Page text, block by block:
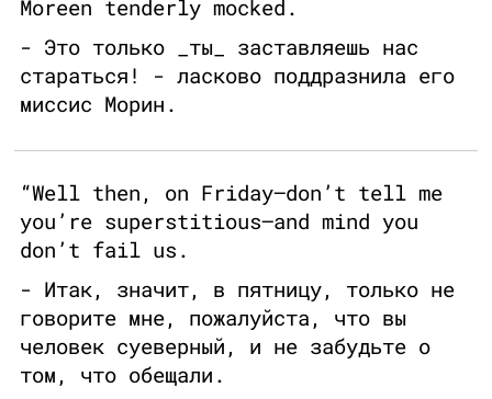
Moreen tenderly mocked.
- Это только _ты_ заставляешь нас
стараться! - ласково поддразнила его
миссис Морин.
“Well then, on Friday—don’t tell me
you’re superstitious—and mind you
don’t fail us.
- Итак, значит, в пятницу, только не
говорите мне, пожалуйста, что вы
человек суеверный, и не забудьте о
том, что обещали.